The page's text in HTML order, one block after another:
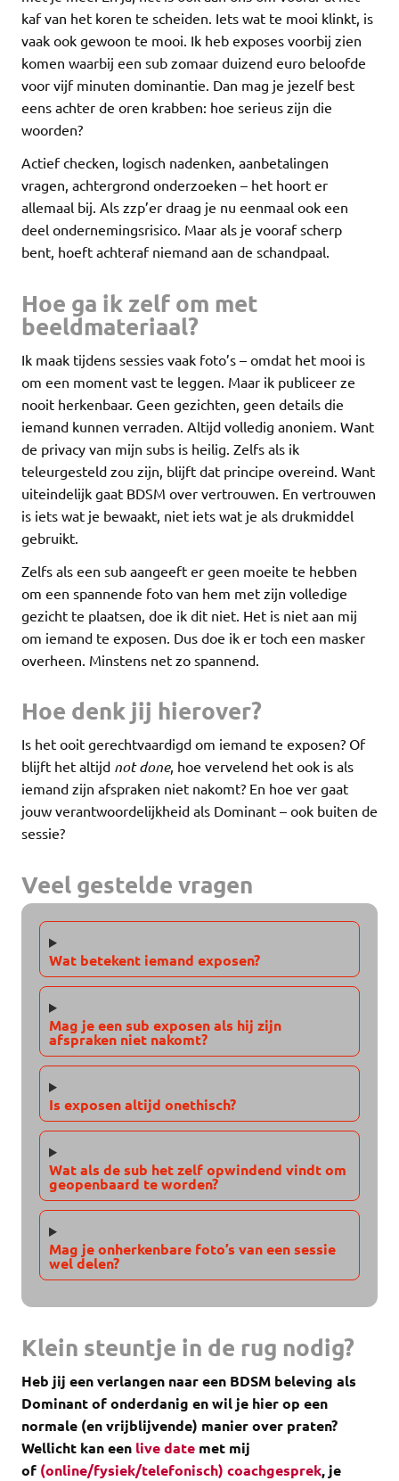
kaf van het koren te scheiden. Iets wat te mooi klinkt, is
vaak ook gewoon te mooi. Ik heb exposes voorbij zien
komen waarbij een sub zomaar duizend euro beloofde
voor vijf minuten dominantie. Dan mag je jezelf best
eens achter de oren krabben: hoe serieus zijn die
woorden?
Actief checken, logisch nadenken, aanbetalingen
vragen, achtergrond onderzoeken – het hoort er
allemaal bij. Als zzp’er draag je nu eenmaal ook een
deel ondernemingsrisico. Maar als je vooraf scherp
bent, hoeft achteraf niemand aan de schandpaal.
Hoe ga ik zelf om met
beeldmateriaal?
Ik maak tijdens sessies vaak foto’s – omdat het mooi is
om een moment vast te leggen. Maar ik publiceer ze
nooit herkenbaar. Geen gezichten, geen details die
iemand kunnen verraden. Altijd volledig anoniem. Want
de privacy van mijn subs is heilig. Zelfs als ik
teleurgesteld zou zijn, blijft dat principe overeind. Want
uiteindelijk gaat BDSM over vertrouwen. En vertrouwen
is iets wat je bewaakt, niet iets wat je als drukmiddel
gebruikt.
Zelfs als een sub aangeeft er geen moeite te hebben
om een spannende foto van hem met zijn volledige
gezicht te plaatsen, doe ik dit niet. Het is niet aan mij
om iemand te exposen. Dus doe ik er toch een masker
overheen. Minstens net zo spannend.
Hoe denk jij hierover?
Is het ooit gerechtvaardigd om iemand te exposen? Of
blijft het altijd not done, hoe vervelend het ook is als
iemand zijn afspraken niet nakomt? En hoe ver gaat
jouw verantwoordelijkheid als Dominant – ook buiten de
sessie?
Veel gestelde vragen
Wat betekent iemand exposen?
Mag je een sub exposen als hij zijn
afspraken niet nakomt?
Is exposen altijd onethisch?
Wat als de sub het zelf opwindend vindt om
geopenbaard te worden?
Mag je onherkenbare foto’s van een sessie
wel delen?
Klein steuntje in de rug nodig?
Heb jij een verlangen naar een BDSM beleving als
Dominant of onderdanig en wil je hier op een
normale (en vrijblijvende) manier over praten?
Wellicht kan een live date met mij
of (online/fysiek/telefonisch) coachgesprek, je